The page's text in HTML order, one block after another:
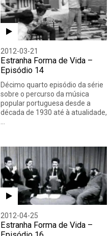
2012-03-21
Estranha Forma de Vida –
Episódio 14
Décimo quarto episódio da série
sobre o percurso da música
popular portuguesa desde a
década de 1930 até à atualidade,
2012-04-25
Estranha Forma de Vida –